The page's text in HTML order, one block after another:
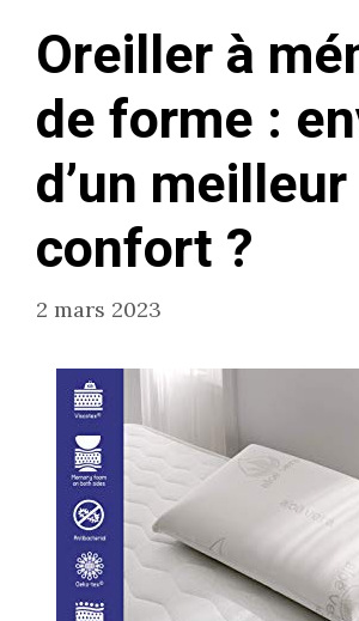
Oreiller à
de forme :
d’un meilleur
confort ?
2 mars 2023